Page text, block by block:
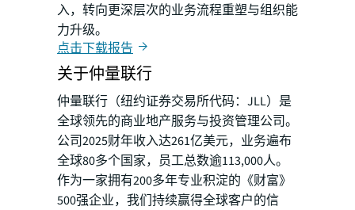
入，转向更深层次的业务流程重塑与组织能
力升级。
点击下载报告
关于仲量联行
仲量联行（纽约证券交易所代码：JLL）是
全球领先的商业地产服务与投资管理公司。
公司2025财年收入达261亿美元，业务遍布
全球80多个国家，员工总数逾113,000人。
作为一家拥有200多年专业积淀的《财富》
500强企业，我们持续赢得全球客户的信